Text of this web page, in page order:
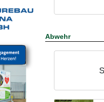
Abwehr